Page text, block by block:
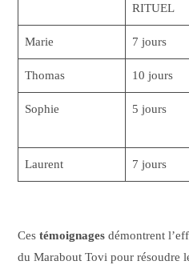
RITUEL
Marie 7 jours
Thomas 10 jours
Sophie 5 jours
Laurent 7 jours
Cestémoignages démontrent
du Marabout Tovi pour résoudre